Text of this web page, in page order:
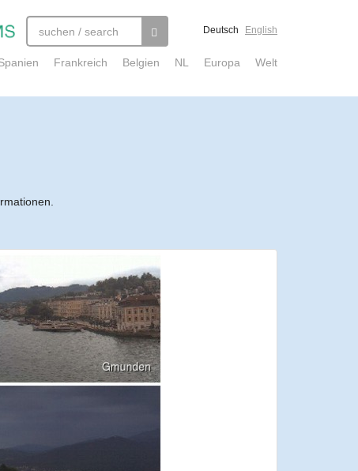
Deutsch English
Frankreich Belgien NL Europa Welt